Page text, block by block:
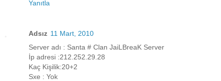
Yanıtla
Adsız 11 Mart, 2010
Server adı : Santa # Clan JaiLBreaK Server
İp adresi :212.252.29.28
Kaç Kişilik:20+2
Sxe : Yok